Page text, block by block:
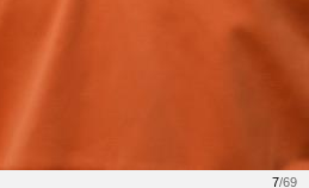
7/69